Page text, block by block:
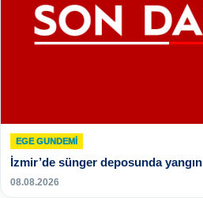
EGE GUNDEMİ
İzmir’de sünger deposunda yangın
08.08.2026